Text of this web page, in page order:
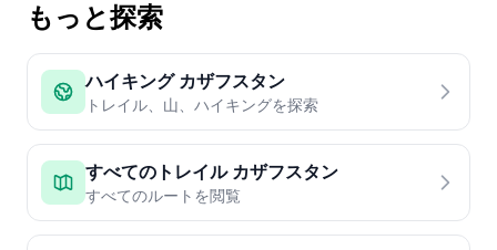
もっと探索
ハイキング カザフスタン
トレイル、山、ハイキングを探索
すべてのトレイル カザフスタン
すべてのルートを閲覧